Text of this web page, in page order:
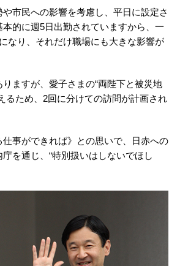
市民への影響を考慮し、平日に設定さ
的に週5日出勤されていますから、一
なり、それだけ職場にも大きな影響が
ますが、愛子さまの“両陛下と被災地
るため、2回に分けての訪問が計画され
事ができれば》との思いで、日赤への
を通じ、“特別扱いはしないでほし